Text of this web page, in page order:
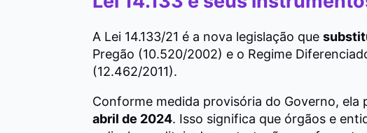
A Lei 14.133/21 é a nova legislação que
Pregão (10.520/2002) e o Regime
(12.462/2011).
Conforme medida provisória do Governo, ela
abril de 2024. Isso significa que órgãos e